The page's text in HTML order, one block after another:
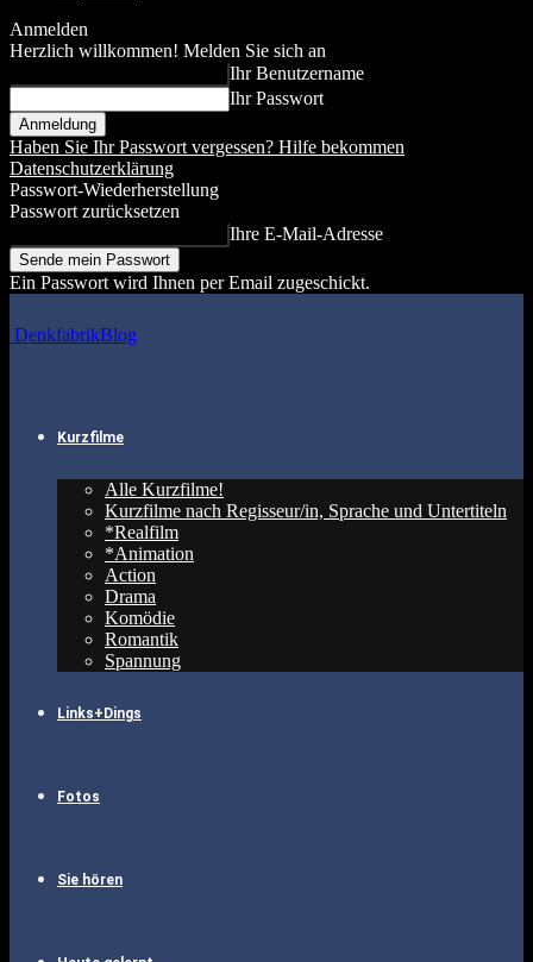
Anmelden
Herzlich willkommen! Melden Sie sich an
Ihr Benutzername
Ihr Passwort
Haben Sie Ihr Passwort vergessen? Hilfe bekommen
Datenschutzerklärung
Passwort-Wiederherstellung
Passwort zurücksetzen
Ihre E-Mail-Adresse
Ein Passwort wird Ihnen per Email zugeschickt.
DenkfabrikBlog
Kurzfilme
Alle Kurzfilme!
Kurzfilme nach Regisseur/in, Sprache und Untertiteln
*Realfilm
*Animation
Action
Drama
Komödie
Romantik
Spannung
Links+Dings
Fotos
Sie hören